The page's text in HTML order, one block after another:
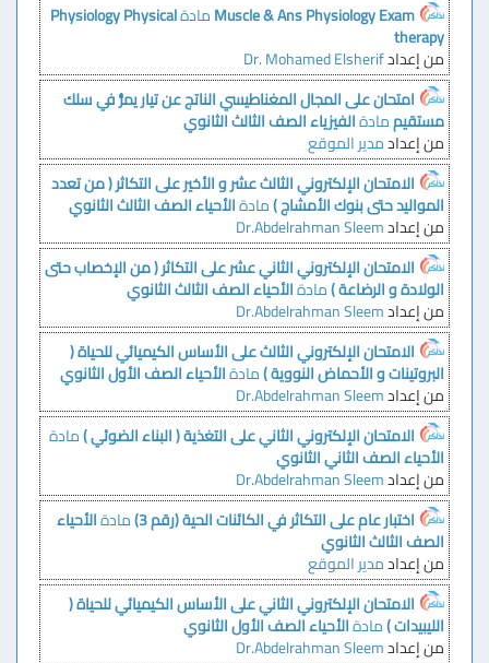
Muscle & Ans Physiology ExamمادةPhysiology Physical
therapy
من إعدادDr. Mohamed Elsherif
امتحان على المجال المغناطيسي الناتج عن تيار يمرُّ في سلك
مستقيممادةالفيزياء الصف الثالث الثانوي
من إعدادمدير الموقع
الامتحان الإلكتروني الثالث عشر و الأخير على التكاثر ( من تعدد
المواليد حتى بنوك الأمشاج )مادةالأحياء الصف الثالث الثانوي
من إعدادDr.Abdelrahman Sleem
الامتحان الإلكتروني الثاني عشر على التكاثر ( من الإخصاب حتى
الولادة و الرضاعة )مادةالأحياء الصف الثالث الثانوي
من إعدادDr.Abdelrahman Sleem
الامتحان الإلكتروني الثالث على الأساس الكيميائي للحياة (
البروتينات و الأحماض النووية )مادةالأحياء الصف الأول الثانوي
من إعدادDr.Abdelrahman Sleem
الامتحان الإلكتروني الثاني على التغذية ( البناء الضوئي )مادة
الأحياء الصف الثاني الثانوي
من إعدادDr.Abdelrahman Sleem
اختبار عام على التكاثر في الكائنات الحية (رقم 3)
مادةالأحياء
الصف الثالث الثانوي
من إعدادمدير الموقع
الامتحان الإلكتروني الثاني على الأساس الكيميائي للحياة (
الليبيدات )مادةالأحياء الصف الأول الثانوي
من إعدادDr.Abdelrahman Sleem